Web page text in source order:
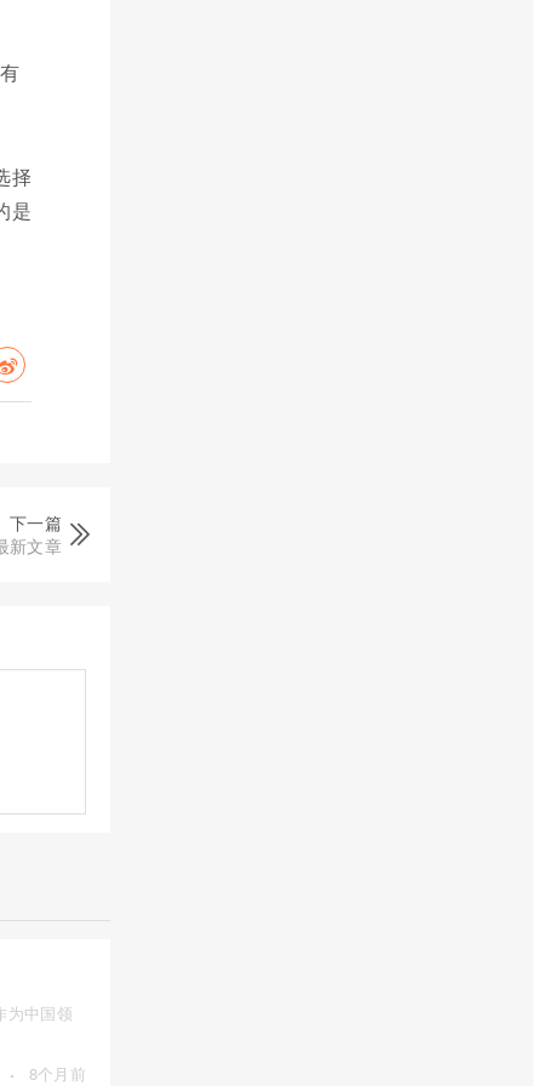
择
是
下一篇
新文章
为中国领
· 8个月前